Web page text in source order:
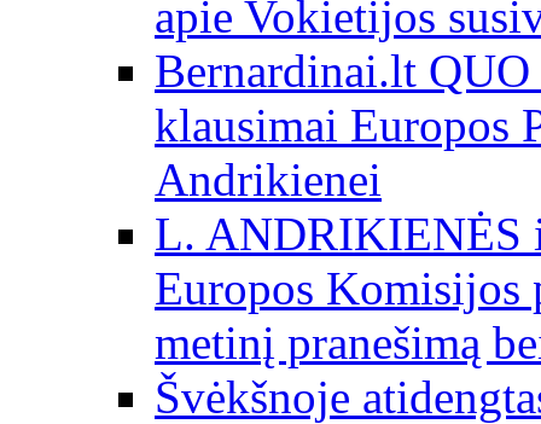
apie Vokietijos
Bernardinai.lt
klausimai Europos
Andrikienei
L. ANDRIKIENĖS
Europos Komisijos
metinį pranešimą
Švėkšnoje